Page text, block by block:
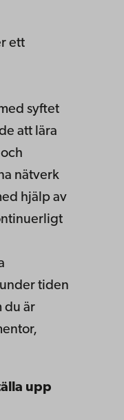
ett
syftet
att lära
nätverk
hjälp av
tiden
du är
upp